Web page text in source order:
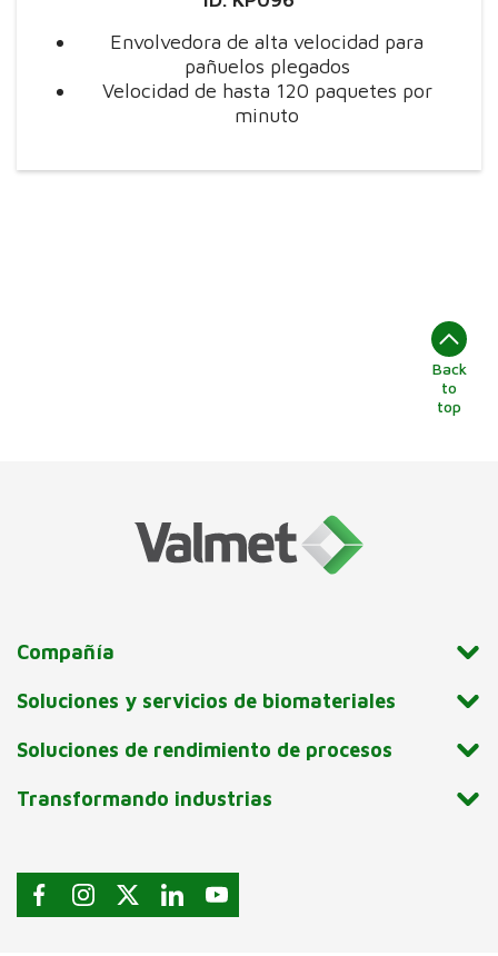
Envolvedora de alta velocidad para
pañuelos plegados
Velocidad de hasta 120 paquetes por
minuto
Back
to
top
Compañía
Soluciones y servicios de biomateriales
Soluciones de rendimiento de procesos
Transformando industrias